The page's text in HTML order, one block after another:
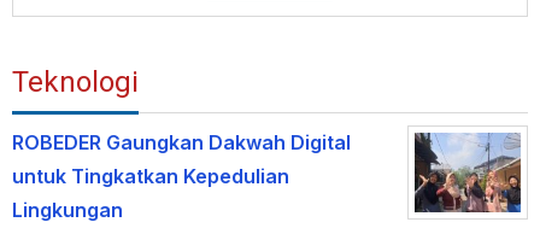
Teknologi
ROBEDER Gaungkan Dakwah Digital
untuk Tingkatkan Kepedulian
Lingkungan